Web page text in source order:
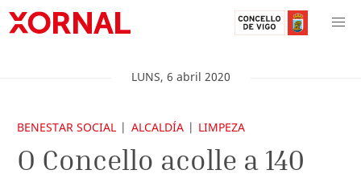
LUNS, 6 abril 2020
BENESTAR SOCIAL ALCALDÍA LIMPEZA
O Concello acolle a 140